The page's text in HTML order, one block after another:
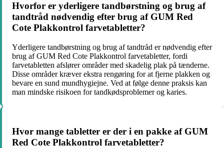
Hvorfor er yderligere tandbørstning og brug af
tandtråd nødvendig efter brug af GUM Red
Cote Plakkontrol farvetabletter?
Yderligere tandbørstning og brug af tandtråd er nødvendig efter
brug af GUM Red Cote Plakkontrol farvetabletter, fordi
farvetabletten afslører områder med skadelig plak på tænderne.
Disse områder kræver ekstra rengøring for at fjerne plakken og
bevare en sund mundhygiejne. Ved at følge denne praksis kan
man mindske risikoen for tandkødsproblemer og karies.
Hvor mange tabletter er der i en pakke af GUM
Red Cote Plakkontrol farvetabletter?